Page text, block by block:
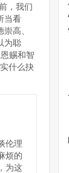
，我们
当看
高、
为聪
赐和智
什么抉
伦理
烦的
为这